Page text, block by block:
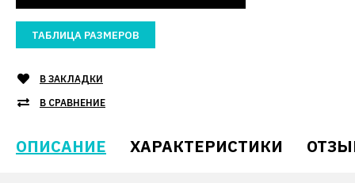
ТАБЛИЦА РАЗМЕРОВ
В ЗАКЛАДКИ
В СРАВНЕНИЕ
ОПИСАНИЕ ХАРАКТЕРИСТИКИ